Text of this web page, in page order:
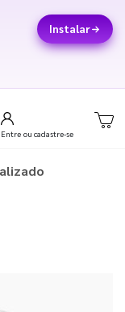
Instalar
Entre ou cadastre-se